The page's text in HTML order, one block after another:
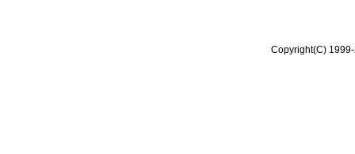
Copyright(C)